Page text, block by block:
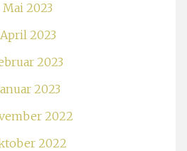
Mai 2023
April 2023
2023
2023
2022
2022